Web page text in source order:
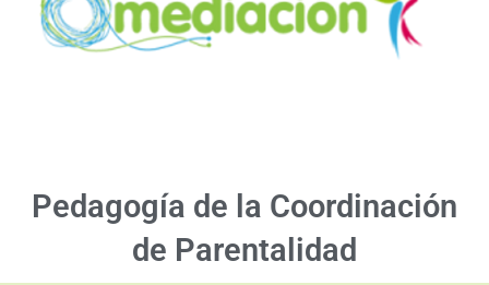
Pedagogía de la Coordinación
de Parentalidad